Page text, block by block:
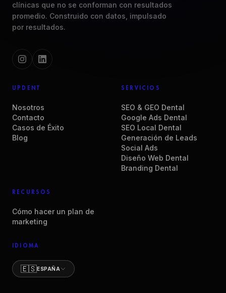
clínicas que no se conforman con resultados
promedio. Construido con datos, impulsado
por resultados.
UPDENT
Nosotros
Contacto
Casos de Éxito
Blog
SERVICIOS
SEO & GEO Dental
Google Ads Dental
SEO Local Dental
Generación de Leads
Social Ads
Diseño Web Dental
Branding Dental
RECURSOS
Cómo hacer un plan de
marketing
IDIOMA
🇪🇸ESPAÑA